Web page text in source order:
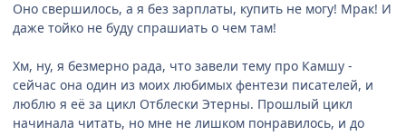
Оно свершилось, а я без зарплаты, купить не могу! Мрак! И
даже тойко не буду спрашиать о чем там!
Хм, ну, я безмерно рада, что завели тему про Камшу -
сейчас она один из моих любимых фентези писателей, и
люблю я её за цикл Отблески Этерны. Прошлый цикл
начинала читать, но мне не лишком понравилось, и до